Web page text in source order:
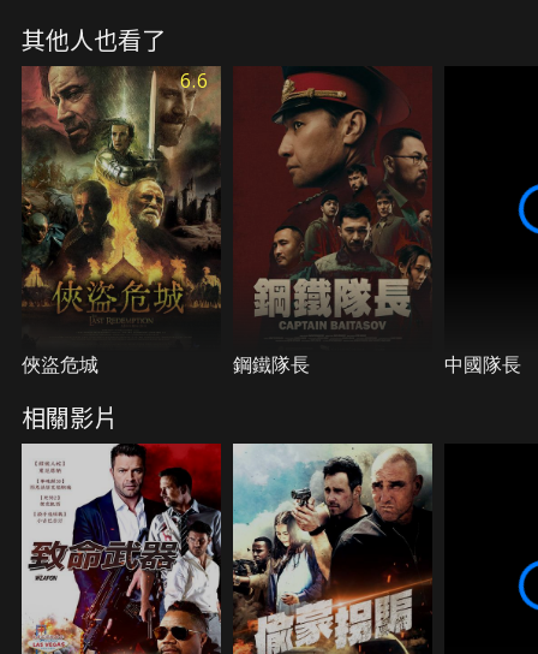
特警部隊必須與敵人們攻同燃燒殆盡，榮譽才能浴火
重生。
其他人也看了
6.6
俠盜危城 鋼鐵隊長 中國隊長
相關影片